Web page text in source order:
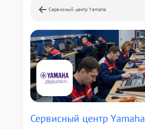
Сервисный центр Yamaha
Сервисный центр Yamaha